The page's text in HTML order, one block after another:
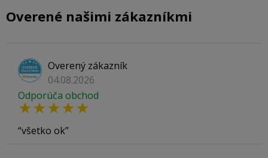
Overené našimi zákazníkmi
Overený zákazník
04.08.2026
Odporúča obchod
všetko ok